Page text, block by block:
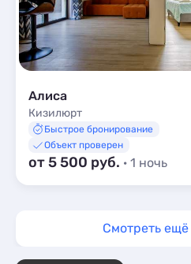
Алиса
Кизилюрт
Быстрое бронирование
Объект проверен
от 5 500 руб. · 1 ночь
Смотреть ещё